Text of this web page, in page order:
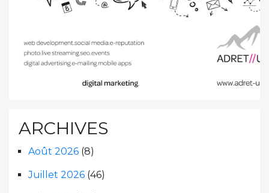
ARCHIVES
Août 2026 (8)
Juillet 2026 (46)